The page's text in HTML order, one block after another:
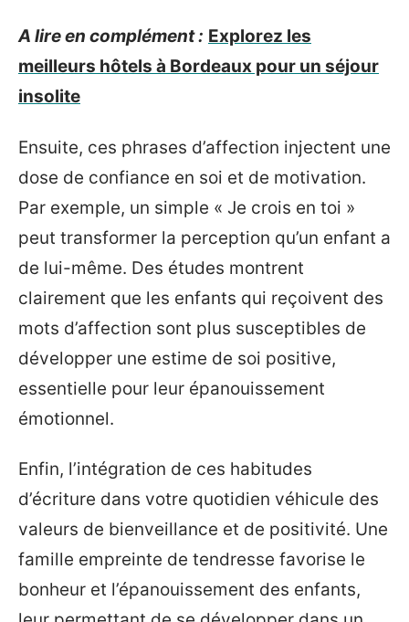
A lire en complément : Explorez les
meilleurs hôtels à Bordeaux pour un séjour
insolite
Ensuite, ces phrases d’affection injectent une
dose de confiance en soi et de motivation.
Par exemple, un simple « Je crois en toi »
peut transformer la perception qu’un enfant a
de lui-même. Des études montrent
clairement que les enfants qui reçoivent des
mots d’affection sont plus susceptibles de
développer une estime de soi positive,
essentielle pour leur épanouissement
émotionnel.
Enfin, l’intégration de ces habitudes
d’écriture dans votre quotidien véhicule des
valeurs de bienveillance et de positivité. Une
famille empreinte de tendresse favorise le
bonheur et l’épanouissement des enfants,